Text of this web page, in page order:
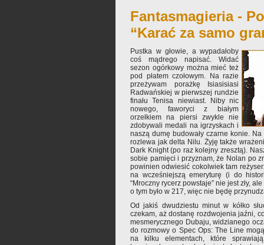
Fantasmagieria -
“Karać za samo
Pustka w głowie, a wypadałoby
coś mądrego napisać. Widać
sezon ogórkowy można mieć też
pod płatem czołowym. Na razie
przeżywam porażkę Isiasisiasi
Radwańskiej w pierwszej rundzie
finału Tenisa niewiast. Niby nic
nowego, faworyci z białym
orzełkiem na piersi zwykle nie
zdobywali medali na igrzyskach i
naszą dumę budowały czarne konie.
rozlewa jak delta Nilu. Żyję także
Dark Knight (po raz kolejny zresztą).
sobie pamięci i przyznam, że Nolan po
powinien odwiesić cokolwiek tam
na wcześniejszą emeryturę (i do
“Mroczny rycerz powstaje” nie jest zły,
o tym było w 217, więc nie będę
Od jakiś dwudziestu minut w kółko
czekam, aż dostanę rozdwojenia jaźni,
mesmerycznego Dubaju, widzianego
do rozmowy o Spec Ops: The Line
na kilku elementach, które